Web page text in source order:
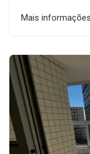
Mais informações